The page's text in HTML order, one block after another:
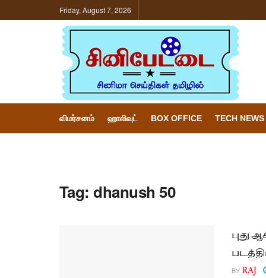
Friday, August 7, 2026
விமர்சனம் ஹாலிவுட் BOX OFFICE TECH NEWS
Tag:dhanush 50
புது
BY RAJ